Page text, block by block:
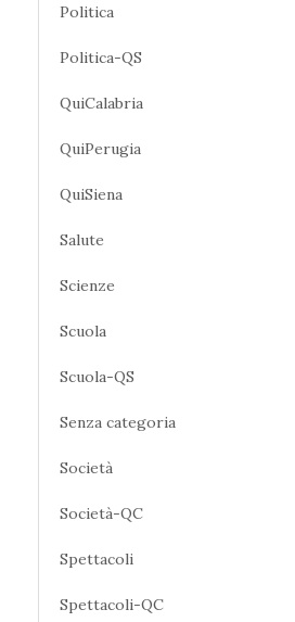
Politica
Politica-QS
QuiCalabria
QuiPerugia
QuiSiena
Salute
Scienze
Scuola
Scuola-QS
Senza categoria
Società
Società-QC
Spettacoli
Spettacoli-QC